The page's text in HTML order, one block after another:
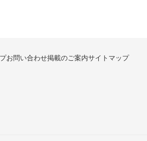
お問い合わせ掲載のご案内サイトマップ